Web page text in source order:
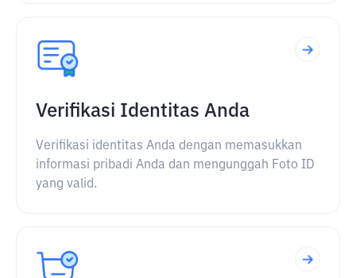
Verifikasi Identitas Anda
Verifikasi identitas Anda dengan memasukkan
informasi pribadi Anda dan mengunggah Foto ID
yang valid.